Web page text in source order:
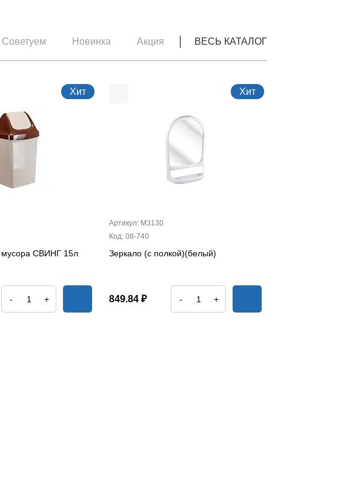
Советуем Новинка Акция ВЕСЬ КАТАЛОГ
Хит
мусора СВИНГ 15л
- +
Хит
Артикул: М3130
Код: 08-740
Зеркало (с полкой)(белый)
849.84 ₽ - +